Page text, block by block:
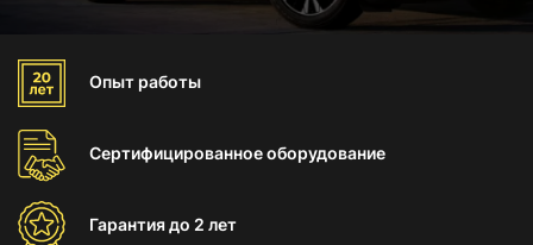
Опыт работы
Сертифицированноеоборудование
Гарантиядо 2 лет